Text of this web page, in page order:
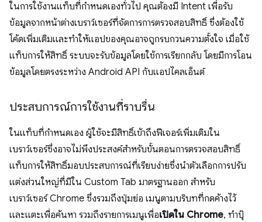
ในการใช้งานแท็บที่กำหนดเองทั่วไป คุณต้องมี Intent เพื่อรับ
ข้อมูลจากหน้าต่างเบราว์เซอร์ที่จัดการการตรวจสอบสิทธิ์ ซึ่งต้องใช้
โค้ดเพิ่มเติมและทำให้แอปของคุณอาจถูกรบกวนความตั้งใจ เมื่อใช้
แท็บการให้สิทธิ์ ระบบจะรับข้อมูลโดยใช้การเรียกกลับ โดยมีการโอน
ข้อมูลโดยตรงระหว่าง Android API กับแอปไคลเอ็นต์
ประสบการณ์การใช้งานที่ราบรื่น
ในแท็บที่กำหนดเอง ผู้ใช้จะมีสิทธิ์เข้าถึงฟีเจอร์เพิ่มเติมใน
เบราว์เซอร์ซึ่งอาจไม่พึงประสงค์สำหรับขั้นตอนการตรวจสอบสิทธิ์
แท็บการให้สิทธิ์มอบประสบการณ์ที่เรียบง่ายซึ่งนำตัวเลือกการปรับ
แต่งส่วนใหญ่ที่มีใน Custom Tab มาตรฐานออก สำหรับ
เบราว์เซอร์ Chrome ซึ่งรวมถึงปุ่มย่อ เมนูตามบริบทที่กดค้างไว้
และแตะเพื่อค้นหา รวมถึงรายการเมนูเพื่อเปิดใน Chrome, ทำบุ๊